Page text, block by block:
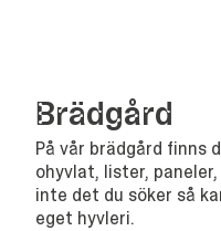
Bräd­gård
På vår brädgård finns
ohyvlat, lister,
inte det du söker så
eget hyvleri.